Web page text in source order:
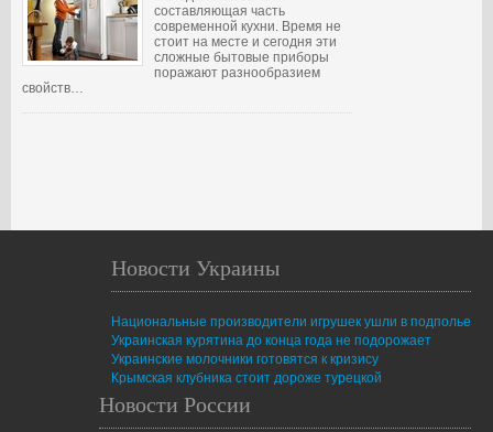
составляющая часть
современной кухни. Время не
стоит на месте и сегодня эти
сложные бытовые приборы
поражают разнообразием
свойств…
Новости Украины
Национальные производители игрушек ушли в подполье
Украинская курятина до конца года не подорожает
Украинские молочники готовятся к кризису
Крымская клубника стоит дороже турецкой
Новости России